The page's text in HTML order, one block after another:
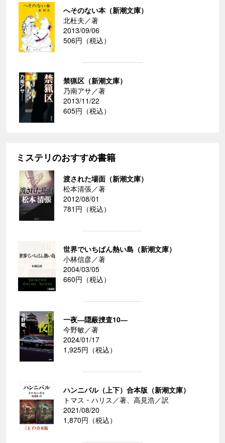
へそのない本（新潮文庫）
北杜夫／著
2013/09/06
506円（税込）
禁猟区（新潮文庫）
乃南アサ／著
2013/11/22
605円（税込）
ミステリのおすすめ書籍
渡された場面（新潮文庫）
松本清張／著
2012/08/01
781円（税込）
世界でいちばん熱い島（新潮文庫）
小林信彦／著
2004/03/05
660円（税込）
一夜―隠蔽捜査10―
今野敏／著
2024/01/17
1,925円（税込）
ハンニバル（上下）合本版（新潮文庫）
トマス・ハリス／著、高見浩／訳
2021/08/20
1,870円（税込）